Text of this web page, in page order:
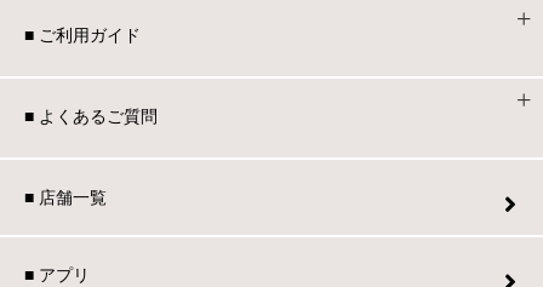
■ ご利用ガイド
■ よくあるご質問
■ 店舗一覧
■ アプリ